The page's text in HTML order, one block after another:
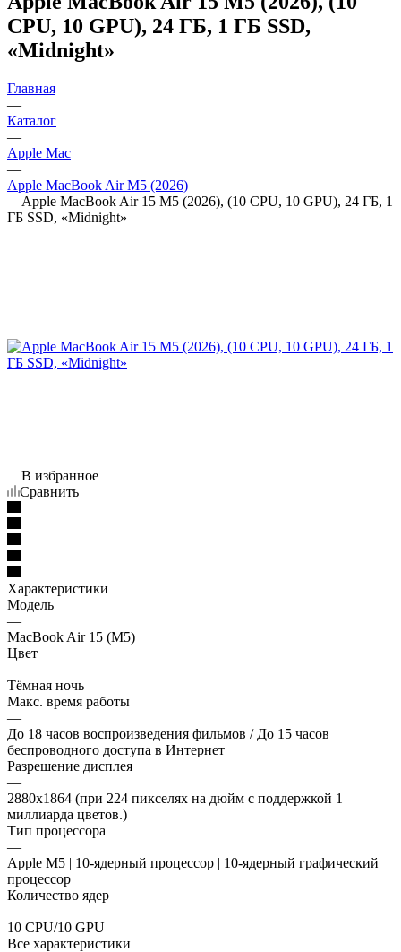
CPU, 10 GPU), 24 ГБ, 1 ГБ SSD,
«Midnight»
Главная
—
Каталог
—
Apple Mac
—
Apple MacBook Air M5 (2026)
—Apple MacBook Air 15 M5 (2026), (10 CPU, 10 GPU), 24 ГБ, 1
ГБ SSD, «Midnight»
В избранное
Сравнить
Характеристики
Модель
—
MacBook Air 15 (M5)
Цвет
—
Тёмная ночь
Макс. время работы
—
До 18 часов воспроизведения фильмов / До 15 часов
беспроводного доступа в Интернет
Разрешение дисплея
—
2880x1864 (при 224 пикселях на дюйм с поддержкой 1
миллиарда цветов.)
Тип процессора
—
Apple M5 | 10-ядерный процессор | 10-ядерный графический
процессор
Количество ядер
—
10 CPU/10 GPU
Все характеристики